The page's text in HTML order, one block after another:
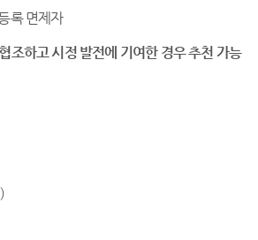
록 면제자
조하고 시정 발전에 기여한 경우 추천 가능